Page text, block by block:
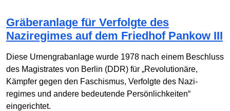
Gräberanlage für Verfolgte des
Naziregimes auf dem Friedhof Pankow III
Diese Urnen­grab­anlage wurde 1978 nach einem Beschluss
des Magistrates von Berlin (DDR) für „Revolutionäre,
Kämpfer gegen den Faschismus, Verfolgte des Nazi­­
regimes und andere be­­deutende Persön­­lich­­keiten“
eingerichtet.